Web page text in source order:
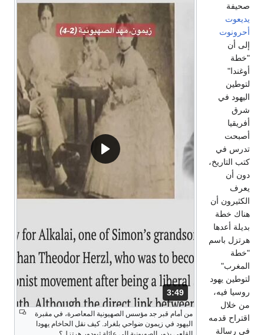
المدة: دقائق و 49 ثواني.
3:49
من أمام قبر جد مؤسس الصهيونية المعاصرة، في مقبرة
اليهود في زيمون ضواحي بلغراد. كيف نقل الحاخام يهودا
صحيفة
يديعوت
أحرونوت
إلى أن
"خطة
أوغندا"
لتوطين
اليهود في
شرق
أفريقيا
أصبحت
تدرس في
كتب التاريخ،
دون أن
يعرف
الكثيرون أن
هناك خطة
بديلة أعدها
هرتزل باسم
"خطة
المغرب"
لتوطين يهود
روسيا فيه،
من خلال
اقتراح قدمه
في رسالة